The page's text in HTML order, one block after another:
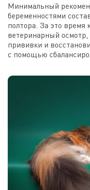
Минимальный
беременностями
полтора. За это
ветеринарный
прививки и
с помощью